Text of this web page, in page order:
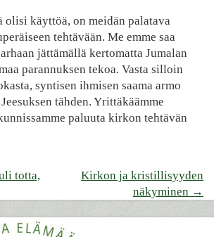
olisi käyttöä, on meidän palatava
tehtävään. Me emme saa
jättämällä kertomatta Jumalan
parannuksen tekoa. Vasta silloin
syntisen ihmisen saama armo
tähden. Yrittäkäämme
paluuta kirkon tehtävän
totta,
Kirkon ja kristillisyyden
näkyminen →